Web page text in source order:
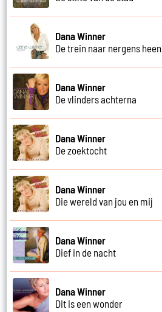
Dana Winner
De trein naar nergens heen
Dana Winner
De vlinders achterna
Dana Winner
De zoektocht
Dana Winner
Die wereld van jou en mij
Dana Winner
Dief in de nacht
Dana Winner
Dit is een wonder